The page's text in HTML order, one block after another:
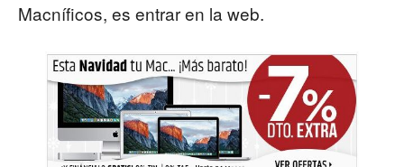
Macníficos, es entrar en la web.